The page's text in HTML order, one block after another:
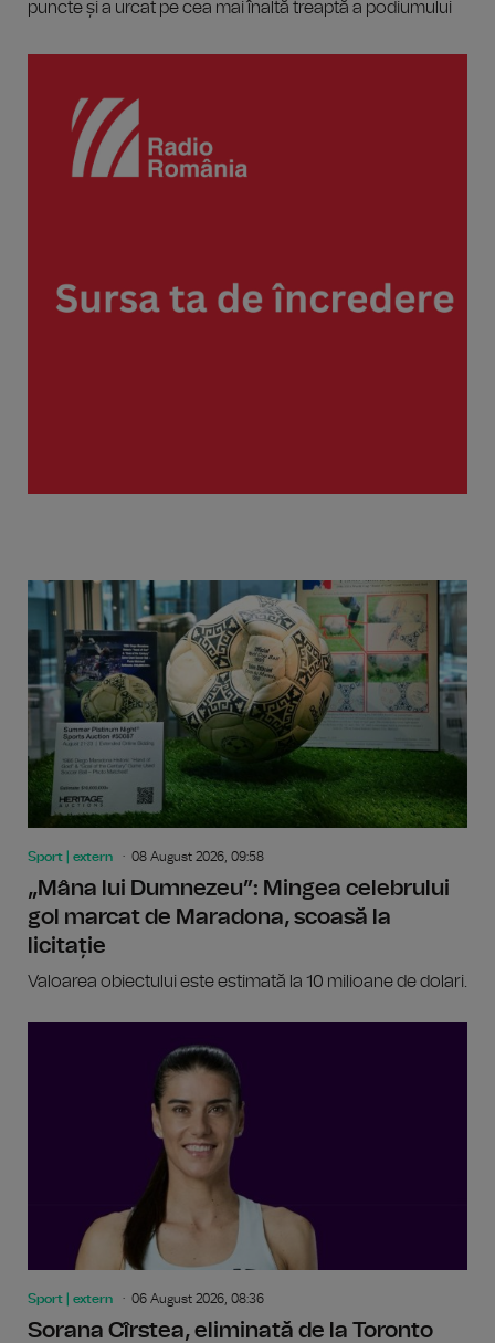
puncte și a urcat pe cea mai înaltă treaptă a podiumului
Sport | extern 08 August 2026, 09:58
„Mâna lui Dumnezeu”: Mingea celebrului
gol marcat de Maradona, scoasă la
licitație
Valoarea obiectului este estimată la 10 milioane de dolari.
Sport | extern 06 August 2026, 08:36
Sorana Cîrstea, eliminată de la Toronto